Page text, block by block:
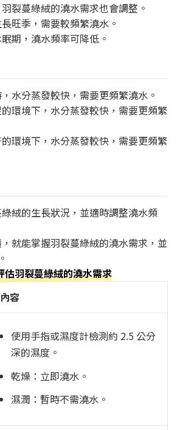
裂蔓綠絨的澆水需求也會調整。
旺季，需要較頻繁澆水。
期，澆水頻率可降低。
水分蒸發較快，需要更頻繁澆水。
環境下，水分蒸發較快，需要更頻繁
環境下，水分蒸發較快，需要更頻繁
絨的生長狀況，並適時調整澆水頻
就能掌握羽裂蔓綠絨的澆水需求，並
估羽裂蔓綠絨的澆水需求
內容
使用手指或濕度計檢測約 2.5 公分
深的濕度。
乾燥：立即澆水。
濕潤：暫時不需澆水。